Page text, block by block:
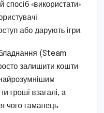
«використати»
або дарують ігри.
(Steam
залишити кошти
найрозумнішим
гроші взагалі, а
чого гаманець